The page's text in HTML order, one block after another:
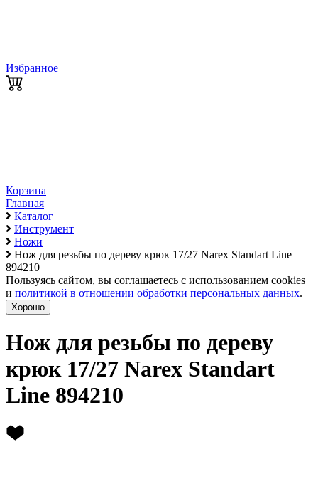
Избранное
Корзина
Главная
Каталог
Инструмент
Ножи
Нож для резьбы по дереву крюк 17/27 Narex Standart Line
894210
Пользуясь сайтом, вы соглашаетесь с использованием cookies
и политикой в отношении обработки персональных данных.
Хорошо
Нож для резьбы по дереву
крюк 17/27 Narex Standart
Line 894210